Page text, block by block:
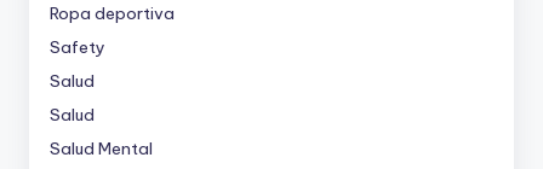
Ropa deportiva
Safety
Salud
Salud
Salud Mental